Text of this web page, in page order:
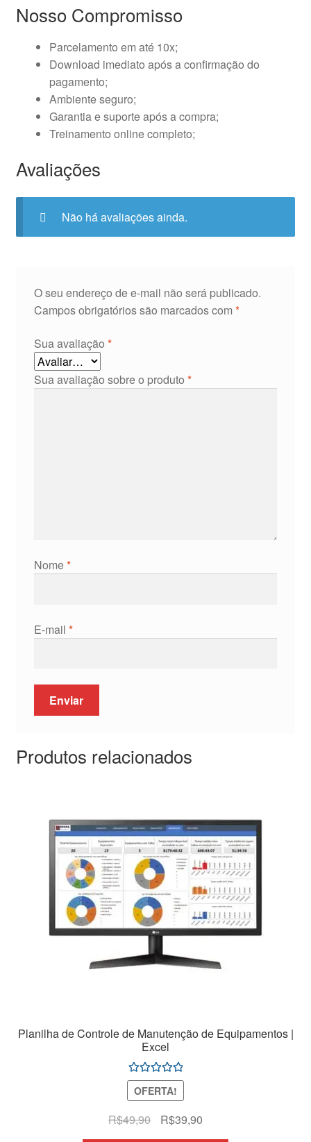
Nosso Compromisso
Parcelamento em até 10x;
Download imediato após a confirmação do
pagamento;
Ambiente seguro;
Garantia e suporte após a compra;
Treinamento online completo;
Avaliações
Não há avaliações ainda.
O seu endereço de e-mail não será publicado.
Campos obrigatórios são marcados com *
Sua avaliação *
Sua avaliação sobre o produto *
Nome*
E-mail *
Produtos relacionados
Planilha de Controle de Manutenção de Equipamentos |
Excel
Avaliação
5.00de 5
OFERTA!
R$49,90
O
preço
R$39,90O
preço